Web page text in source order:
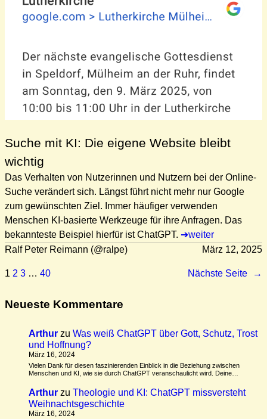
Suche mit KI: Die eigene Website bleibt
wichtig
Das Verhalten von Nutzerinnen und Nutzern bei der Online-
Suche verändert sich. Längst führt nicht mehr nur Google
zum gewünschten Ziel. Immer häufiger verwenden
Menschen KI-basierte Werkzeuge für ihre Anfragen. Das
bekannteste Beispiel hierfür ist ChatGPT.
weiter
Ralf Peter Reimann (@ralpe)
März 12, 2025
1 2 3 … 40 Nächste Seite →
Neueste Kommentare
Arthur zu Was weiß ChatGPT über Gott, Schutz, Trost
und Hoffnung?
März 16, 2024
Vielen Dank für diesen faszinierenden Einblick in die Beziehung zwischen
Menschen und KI, wie sie durch ChatGPT veranschaulicht wird. Deine…
Arthur zu Theologie und KI: ChatGPT missversteht
Weihnachtsgeschichte
März 16, 2024